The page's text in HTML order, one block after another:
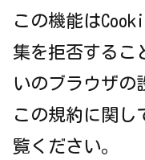
この機能は
集を拒否するこ
いのブラウザの
この規約に関し
覧ください。